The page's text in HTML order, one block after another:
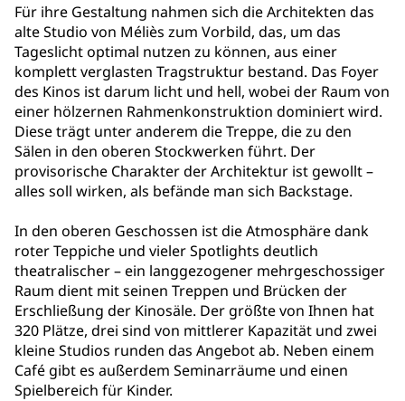
Für ihre Gestaltung nahmen sich die Architekten das
alte Studio von Méliès zum Vorbild, das, um das
Tageslicht optimal nutzen zu können, aus einer
komplett verglasten Tragstruktur bestand. Das Foyer
des Kinos ist darum licht und hell, wobei der Raum von
einer hölzernen Rahmenkonstruktion dominiert wird.
Diese trägt unter anderem die Treppe, die zu den
Sälen in den oberen Stockwerken führt. Der
provisorische Charakter der Architektur ist gewollt –
alles soll wirken, als befände man sich Backstage.
In den oberen Geschossen ist die Atmosphäre dank
roter Teppiche und vieler Spotlights deutlich
theatralischer – ein langgezogener mehrgeschossiger
Raum dient mit seinen Treppen und Brücken der
Erschließung der Kinosäle. Der größte von Ihnen hat
320 Plätze, drei sind von mittlerer Kapazität und zwei
kleine Studios runden das Angebot ab. Neben einem
Café gibt es außerdem Seminarräume und einen
Spielbereich für Kinder.